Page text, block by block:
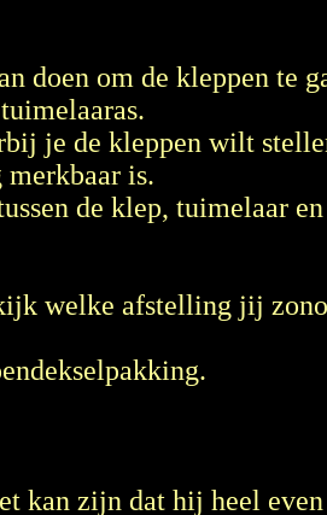
doen om de kleppen te
je de kleppen wilt
is.
de klep, tuimelaar
welke afstelling jij
kan zijn dat hij heel